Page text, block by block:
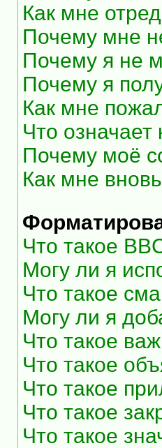
Как мне
Почему мне
Почему я не
Почему я
Как мне
Что
Почему моё
Как мне
Что такое
Могу ли я
Что такое
Могу ли я
Что такое
Что такое
Что такое
Что такое
Что такое